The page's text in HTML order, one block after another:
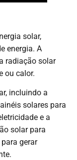
solar,
energia. A
radiação solar
ou calor.
incluindo a
solares para
e a
solar para
gerar